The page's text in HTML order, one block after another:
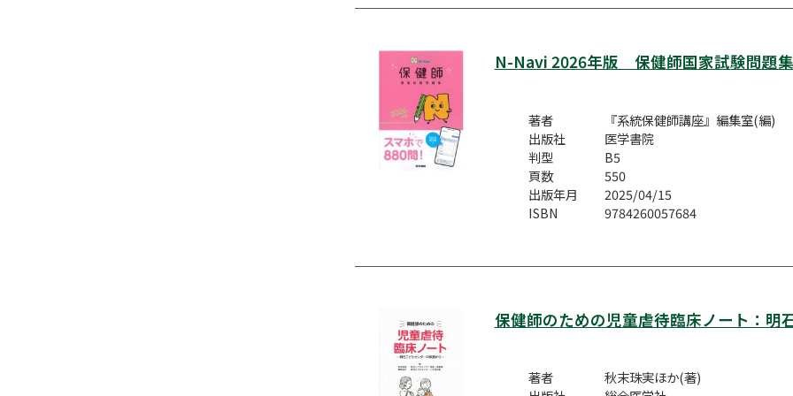
N-Navi 2026年版 保健師国家試験問題
著者
『系統保健師講座』編集室(編)
出版社
医学書院
判型
B5
頁数
550
出版年月
2025/04/15
ISBN
9784260057684
保健師のための児童虐待臨床ノート：明
著者
秋末珠実ほか(著)